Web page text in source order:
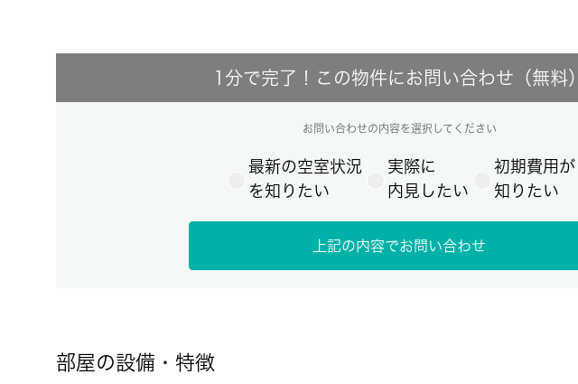
1分で完了！この物件にお問い合わせ（無料）
お問い合わせの内容を選択してください
最新の空室状況
を知りたい
実際に
内見したい
初期費用が
知りたい
上記の内容でお問い合わせ
部屋の設備・特徴